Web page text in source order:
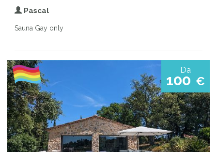
Pascal
Sauna Gay only
Da
100 €